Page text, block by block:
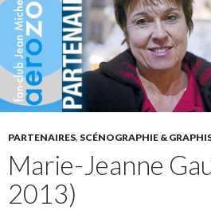
PARTENAIRES, SCÉNOGRAPHIE &
Marie-Jeanne
2013)